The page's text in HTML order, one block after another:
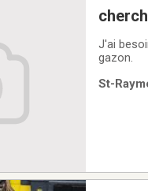
J'ai
gazon.
St-